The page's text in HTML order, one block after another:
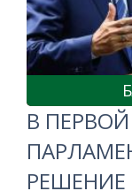
В
РЕШЕНИЕ